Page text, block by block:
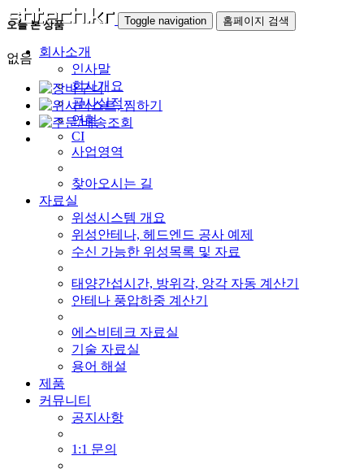
Toggle navigation 홈페이지 검색
회사소개
인사말
회사개요
공사실적
연혁
CI
사업영역
찾아오시는 길
자료실
위성시스템 개요
위성안테나, 헤드엔드 공사 예제
수신 가능한 위성목록 및 자료
태양간섭시간, 방위각, 앙각 자동 계산기
안테나 풍압하중 계산기
에스비테크 자료실
기술 자료실
용어 해설
제품
커뮤니티
공지사항
1:1 문의
오늘 본 상품
없음